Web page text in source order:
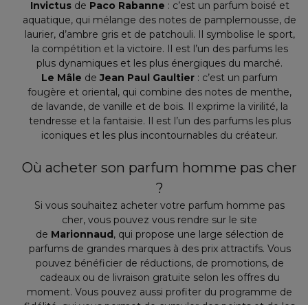
Invictusde Paco Rabanne : c’est un parfum boisé et
aquatique, qui mélange des notes de pamplemousse, de
laurier, d’ambre gris et de patchouli. Il symbolise le sport,
la compétition et la victoire. Il est l’un des parfums les
plus dynamiques et les plus énergiques du marché.
Le Mâle deJean Paul Gaultier : c’est un parfum
fougère et oriental, qui combine des notes de menthe,
de lavande, de vanille et de bois. Il exprime la virilité, la
tendresse et la fantaisie. Il est l’un des parfums les plus
iconiques et les plus incontournables du créateur.
Où acheter son parfum homme pas cher
?
Si vous souhaitez acheter votre parfum homme pas
cher, vous pouvez vous rendre sur le site
de Marionnaud, qui propose une large sélection de
parfums de grandes marques à des prix attractifs. Vous
pouvez bénéficier de réductions, de promotions, de
cadeaux ou de livraison gratuite selon les offres du
moment. Vous pouvez aussi profiter du programme de